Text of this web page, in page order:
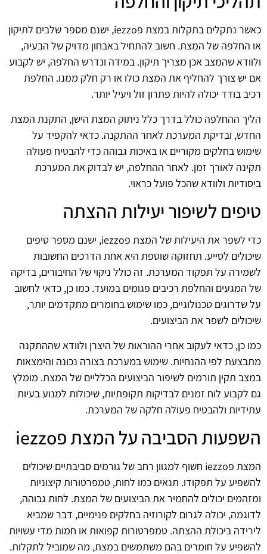
כאשר נתקלים בתקלות במצת פiezzo, ישנם מספר שלבים לתיקון
או החלפה של המצת. חשוב להתחיל באבחון מדויק של הבעיה,
ולוודא שהמצב אכן מצריך תיקון. במידה ונדרש החלפה, יש לקבוע
אם יש צורך להחליף את המצת כולו או רק חלק ממנו. החלפת
רכיב בודד יכולה להיות פתרון זול ויעיל יותר.
הליך ההחלפה כולל בדרך כלל ניתוק המצת הישן, התקנת המצת
החדש, ובדיקת המערכת לאחר ההתקנה. כדאי להקפיד על
שימוש בחלקים מקוריים או באיכות גבוהה כדי להבטיח פעולה
תקינה לאורך זמן. לאחר ההחלפה, יש לבדוק את המערכת
ביסודיות ולוודא שהכל פועל כראוי.
טיפים לשיפור יעילות ההצתה
כדי לשפר את היעילות של המצת פiezzo, ישנם מספר טיפים
שיכולים לסייע. תחזוקה שוטפת היא אחת הדרכים החשובות
לשמירה על תפקוד המערכת. זה כולל ניקוי של החיבורים, בדיקה
של המגעים והחלפת רכיבים פגומים במועד. כמו כן, כדאי לחשוב
על שדרוגים טכנולוגיים, כמו שימוש בחומרים מתקדמים יותר,
שיכולים לשפר את הביצועים.
כמו כן, כדאי לעקוב אחרי ההוראות של היצרן ולוודא שההתקנה
מתבצעת לפי ההנחיות. שימוש במערכת בצורה נכונה והימצאות
במצב תקין תורמים לשיפור הביצועים הכלליים של המצת. מומלץ
גם לקבוע לוח זמנים לבדיקות תקופתיות, שיכולות למנוע בעיות
עתידיות ולהבטיח פעולה חלקה של המערכת.
השפעות הסביבה על המצת פiezzo
המצת פiezzo חשוף למגוון רחב של גורמים סביבתיים שיכולים
להשפיע על תפקודו. תנאים כמו לחות, טמפרטורות קיצוניות
ומזהמים יכולים להחמיר את הביצועים של המצת. לחות גבוהה,
לדוגמה, יכולה לגרום לקורוזיה בחלקים פנימיים, דבר שמביא
לירידה ביכולת ההצתה. טמפרטורות קפואות או חמות מדי עשויות
להשפיע על חומרים בהם משתמשים במצת, מה שמוביל לתקלות.